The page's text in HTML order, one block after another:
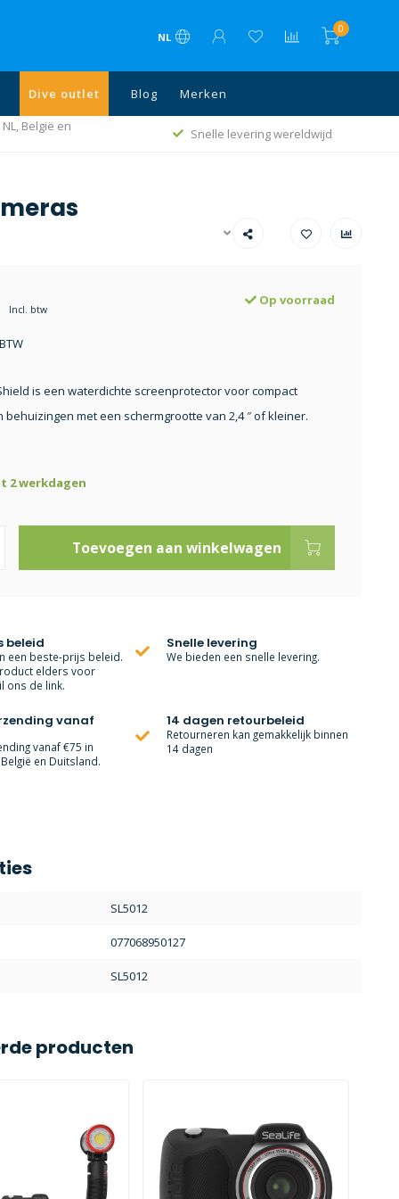
NL
0
Dive outlet Blog Merken
België en
Snelle levering wereldwijd
Incl. btw
Op voorraad
is een waterdichte screenprotector voor compact
behuizingen met een schermgrootte van 2,4 ″ of kleiner.
2 werkdagen
Toevoegen aan winkelwagen
beleid
een beste-prijs beleid.
elders voor
ons de link.
Snelle levering
We bieden een snelle levering.
vanaf
vanaf €75 in
en Duitsland.
14 dagen retourbeleid
Retourneren kan gemakkelijk binnen
14 dagen
SL5012
077068950127
SL5012
producten